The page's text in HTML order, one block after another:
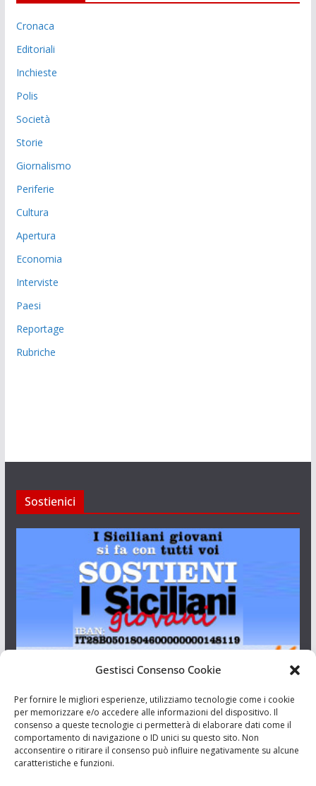
Gestisci Consenso Cookie
Per fornire le migliori esperienze, utilizziamo tecnologie come i cookie
per memorizzare e/o accedere alle informazioni del dispositivo. Il
consenso a queste tecnologie ci permetterà di elaborare dati come il
comportamento di navigazione o ID unici su questo sito. Non
acconsentire o ritirare il consenso può influire negativamente su alcune
caratteristiche e funzioni.
Cronaca
Editoriali
Inchieste
Polis
Società
Storie
Giornalismo
Periferie
Cultura
Apertura
Economia
Interviste
Paesi
Reportage
Rubriche
Sostienici
Aut. del tribunale di Catania n.23/2011 del 20/09/2011 Dir.
Resp. Riccardo Orioles.